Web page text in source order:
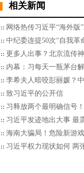
相关新闻
网络热传习近平“海外版
中纪委连提50次“自我革
更多人出事？北京流传
内幕：习每天一瓶茅台
李希夫人暗咬彭丽媛？
致习近平的公开信
习释放两个最明确信号
习近平发迹地出大事 最
海南大骗局！危险新游
习近平权力现状如何 两